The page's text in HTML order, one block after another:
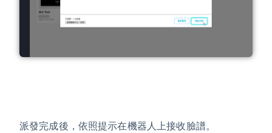
派發完成後，依照提示在機器人上接收臉譜。